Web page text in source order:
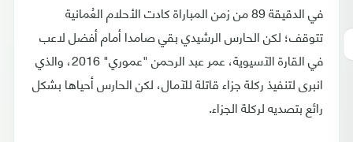
في الدقيقة 89 من زمن المباراة كادت الأحلام العُمانية
تتوقف؛ لكن الحارس الرشيدي بقي صامدا أمام أفضل لاعب
في القارة الآسيوية، عمر عبد الرحمن "عموري" 2016، والذي
انبرى لتنفيذ ركلة جزاء قاتلة للآمال، لكن الحارس أحياها بشكل
رائع بتصديه لركلة الجزاء.